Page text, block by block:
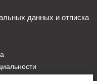
данных и отписка